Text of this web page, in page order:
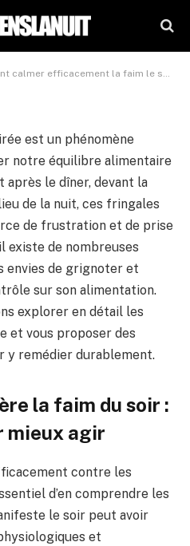
calmer efficacement la faim le soir ?
est un phénomène
notre équilibre alimentaire
après le dîner, devant la
de la nuit, ces fringales
de frustration et de prise
existe de nombreuses
envies de grignoter et
sur son alimentation.
explorer en détail les
et vous proposer des
y remédier durablement.
la faim du soir :
mieux agir
contre les
d’en comprendre les
le soir peut avoir
et